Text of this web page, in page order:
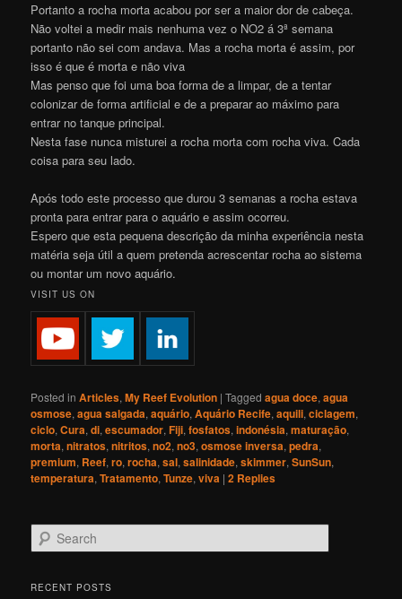
Portanto a rocha morta acabou por ser a maior dor de cabeça.
Não voltei a medir mais nenhuma vez o NO2 á 3ª semana
portanto não sei com andava. Mas a rocha morta é assim, por
isso é que é morta e não viva
Mas penso que foi uma boa forma de a limpar, de a tentar
colonizar de forma artificial e de a preparar ao máximo para
entrar no tanque principal.
Nesta fase nunca misturei a rocha morta com rocha viva. Cada
coisa para seu lado.
Após todo este processo que durou 3 semanas a rocha estava
pronta para entrar para o aquário e assim ocorreu.
Espero que esta pequena descrição da minha experiência nesta
matéria seja útil a quem pretenda acrescentar rocha ao sistema
ou montar um novo aquário.
VISIT US ON
Posted in Articles,My Reef Evolution |Tagged agua doce,agua
osmose,agua salgada,aquário,Aquário Recife,aquili,ciclagem,
ciclo,Cura,di,escumador,Fiji,fosfatos,indonésia,maturação,
morta,nitratos,nitritos,no2,no3,osmose inversa,pedra,
premium, Reef,ro,rocha,sal,salinidade,skimmer,SunSun,
temperatura,Tratamento,Tunze,viva |2 Replies
e
rRECENT POSTS